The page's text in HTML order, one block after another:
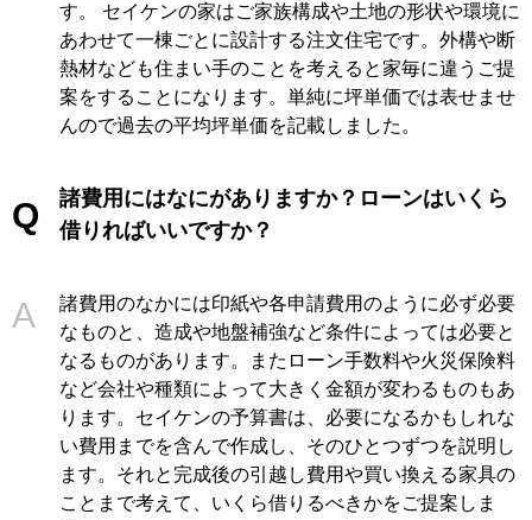
す。 セイケンの家はご家族構成や土地の形状や環境に
あわせて一棟ごとに設計する注文住宅です。外構や断
熱材なども住まい手のことを考えると家毎に違うご提
案をすることになります。単純に坪単価では表せませ
んので過去の平均坪単価を記載しました。
諸費用にはなにがありますか？ローンはいくら
借りればいいですか？
諸費用のなかには印紙や各申請費用のように必ず必要
なものと、造成や地盤補強など条件によっては必要と
なるものがあります。またローン手数料や火災保険料
など会社や種類によって大きく金額が変わるものもあ
ります。セイケンの予算書は、必要になるかもしれな
い費用までを含んで作成し、そのひとつずつを説明し
ます。それと完成後の引越し費用や買い換える家具の
ことまで考えて、いくら借りるべきかをご提案しま